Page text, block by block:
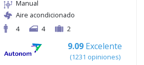
Manual
Aire acondicionado
4
4 2
9.09 Excelente
(1231 opiniones)